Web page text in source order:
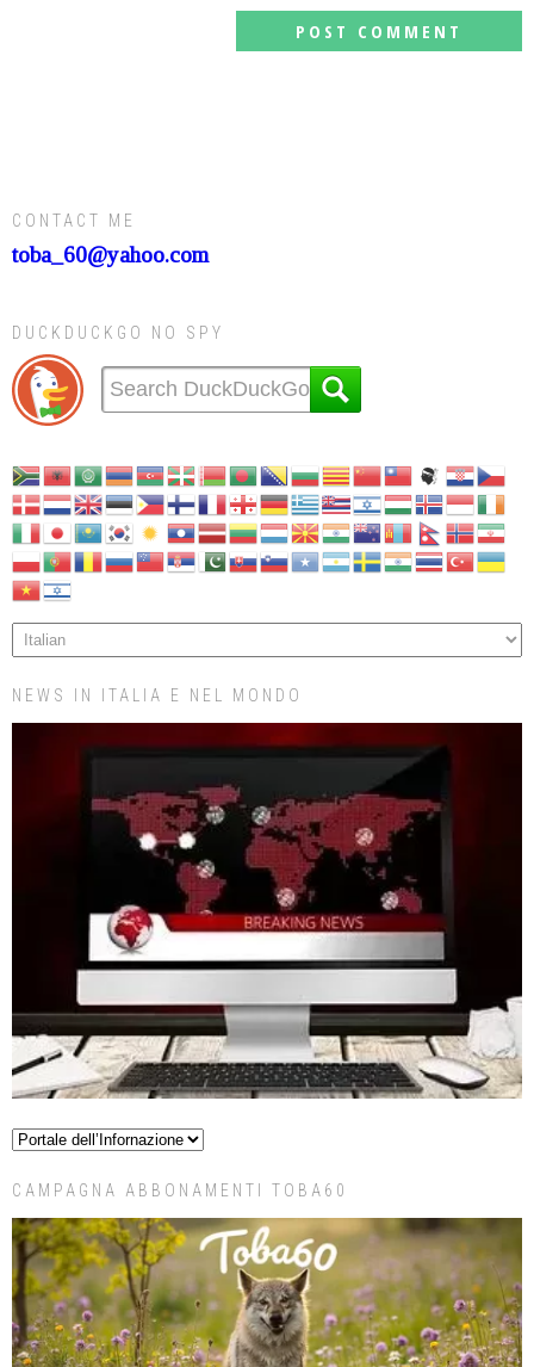
CONTACT ME
toba_60@yahoo.com
DUCKDUCKGO NO SPY
NEWS IN ITALIA E NEL MONDO
CAMPAGNA ABBONAMENTI TOBA60